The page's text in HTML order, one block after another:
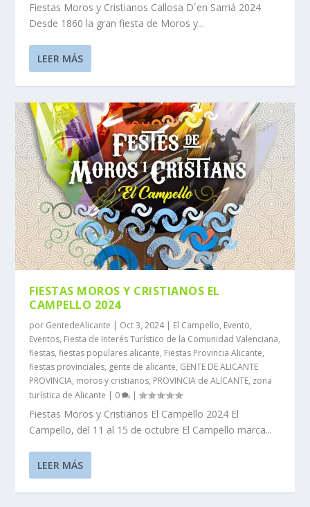
Fiestas Moros y Cristianos Callosa D´en Sarriá 2024
Desde 1860 la gran fiesta de Moros y...
LEER MÁS
FIESTAS MOROS Y CRISTIANOS EL
CAMPELLO 2024
por GentedeAlicante | Oct 3, 2024| El Campello, Evento,
Eventos, Fiesta de Interés Turístico de la Comunidad Valenciana,
fiestas,fiestas populares alicante, Fiestas Provincia Alicante,
fiestas provinciales, gente de alicante, GENTE DE ALICANTE
PROVINCIA, moros y cristianos, PROVINCIA de ALICANTE, zona
turística de Alicante | 0 |
Fiestas Moros y Cristianos El Campello 2024 El
Campello, del 11 al 15 de octubre El Campello marca...
LEER MÁS